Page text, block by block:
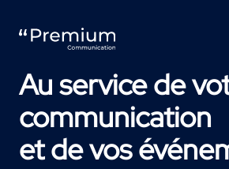
Au service de
communication
et de vos